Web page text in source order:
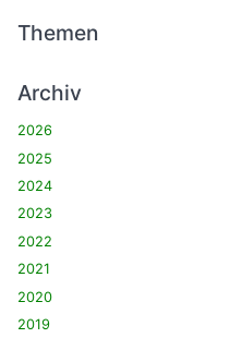
Themen
Archiv
2026
2025
2024
2023
2022
2021
2020
2019